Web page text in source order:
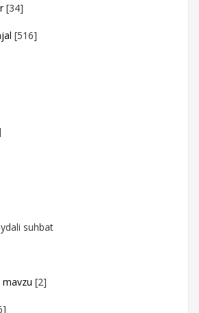
[34]
[516]
suhbat
[2]